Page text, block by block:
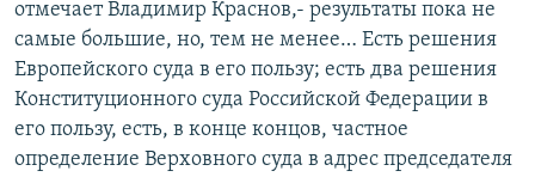
отмечает Владимир Краснов,- результаты пока не
самые большие, но, тем не менее… Есть решения
Европейского суда в его пользу; есть два решения
Конституционного суда Российской Федерации в
его пользу, есть, в конце концов, частное
определение Верховного суда в адрес председателя